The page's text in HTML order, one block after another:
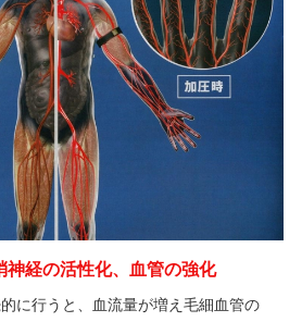
神経の活性化、血管の強化
に行うと、血流量が増え毛細血管の